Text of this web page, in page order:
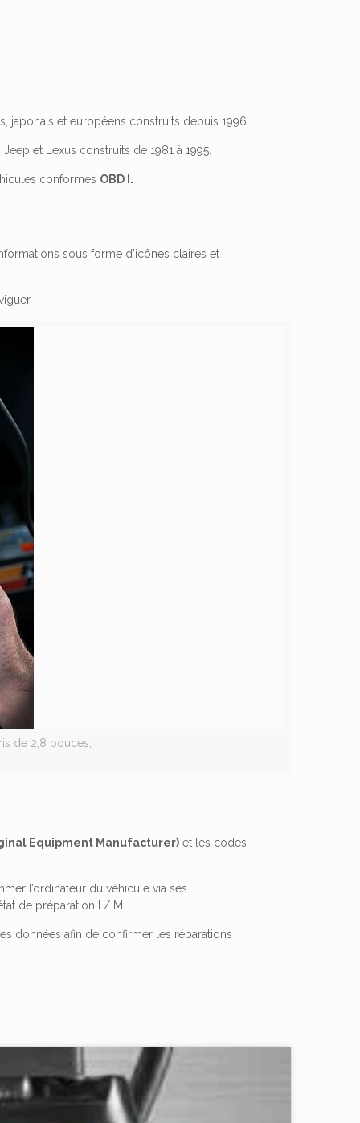
et européens construits depuis 1996.
et Lexus construits de 1981 à 1995.
conformes OBD I.
sous forme d’icônes claires et
de 2,8 pouces,
Equipment Manufacturer) et les codes
l’ordinateur du véhicule via ses
de préparation I / M.
données afin de confirmer les réparations